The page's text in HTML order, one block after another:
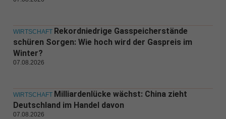
WIRTSCHAFT Rekordniedrige Gasspeicherstände
schüren Sorgen: Wie hoch wird der Gaspreis im
Winter?
07.08.2026
WIRTSCHAFT Milliardenlücke wächst: China zieht
Deutschland im Handel davon
07.08.2026